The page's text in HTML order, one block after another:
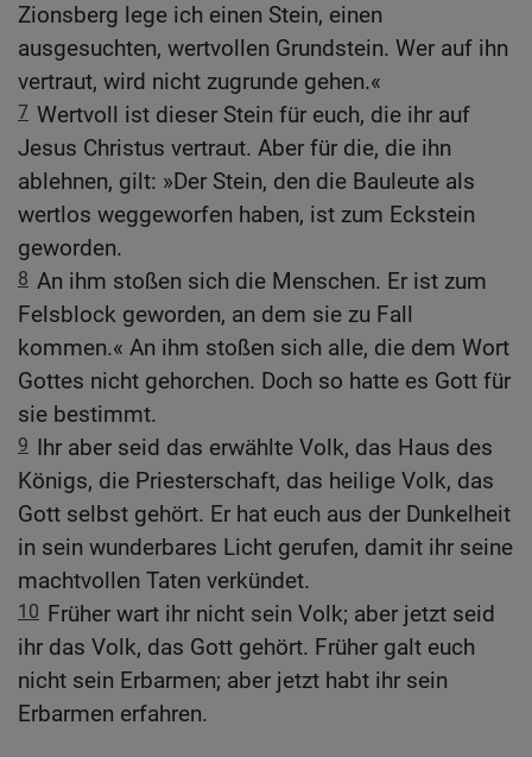
Zionsberg lege ich einen Stein, einen
ausgesuchten, wertvollen Grundstein. Wer auf ihn
vertraut, wird nicht zugrunde gehen.«
7 Wertvoll ist dieser Stein für euch, die ihr auf
Jesus Christus vertraut. Aber für die, die ihn
ablehnen, gilt: »Der Stein, den die Bauleute als
wertlos weggeworfen haben, ist zum Eckstein
geworden.
8 An ihm stoßen sich die Menschen. Er ist zum
Felsblock geworden, an dem sie zu Fall
kommen.« An ihm stoßen sich alle, die dem Wort
Gottes nicht gehorchen. Doch so hatte es Gott für
sie bestimmt.
9 Ihr aber seid das erwählte Volk, das Haus des
Königs, die Priesterschaft, das heilige Volk, das
Gott selbst gehört. Er hat euch aus der Dunkelheit
in sein wunderbares Licht gerufen, damit ihr seine
machtvollen Taten verkündet.
10 Früher wart ihr nicht sein Volk; aber jetzt seid
ihr das Volk, das Gott gehört. Früher galt euch
nicht sein Erbarmen; aber jetzt habt ihr sein
Erbarmen erfahren.